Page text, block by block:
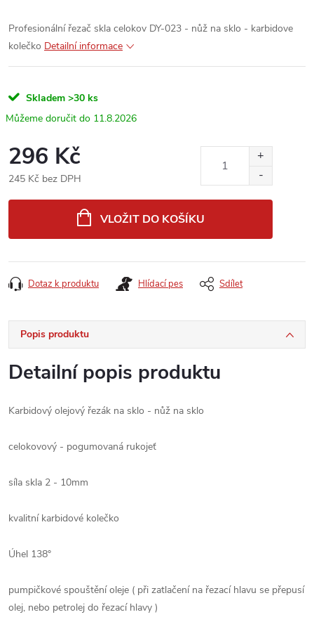
Profesionální řezač skla celokov DY-023 - nůž na sklo - karbidove
kolečko Detailní informace
Skladem >30 ks
11.8.2026
296 Kč
245 Kč bez DPH
VLOŽIT DO KOŠÍKU
Dotaz k produktu Hlídací pes Sdílet
Popis produktu
Detailní popis produktu
Karbidový olejový řezák na sklo - nůž na sklo
celokovový - pogumovaná rukojeť
síla skla 2 - 10mm
kvalitní karbidové kolečko
Úhel 138°
pumpičkové spouštění oleje ( při zatlačení na řezací hlavu se přepusí
olej, nebo petrolej do řezací hlavy )